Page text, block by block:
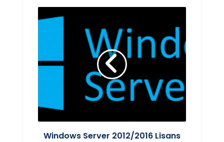
Windows Server 2012/2016 Lisans